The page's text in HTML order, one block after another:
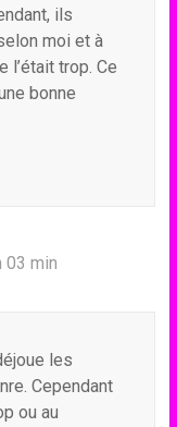
ils
moi et à
l’était trop. Ce
bonne
03 min
les
Cependant
ou au